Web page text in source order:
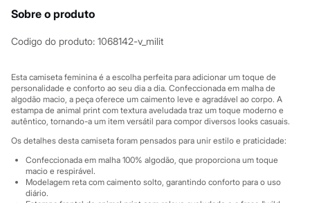
Rasteirinhas
Sapatilhas
City
Clock House
Mindset
Sawary
Yessica
Moda esportiva
Acessórios
Blusas
Calçados
Leggings
Sobre o produto
Codigo do produto: 1068142-v_milit
Esta camiseta feminina é a escolha perfeita para adicionar um toque de
personalidade e conforto ao seu dia a dia. Confeccionada em malha de
algodão macio, a peça oferece um caimento leve e agradável ao corpo. A
estampa de animal print com textura aveludada traz um toque moderno e
autêntico, tornando-a um item versátil para compor diversos looks casuais.
Os detalhes desta camiseta foram pensados para unir estilo e praticidade:
Confeccionada em malha 100% algodão, que proporciona um toque
macio e respirável.
Modelagem reta com caimento solto, garantindo conforto para o uso
diário.